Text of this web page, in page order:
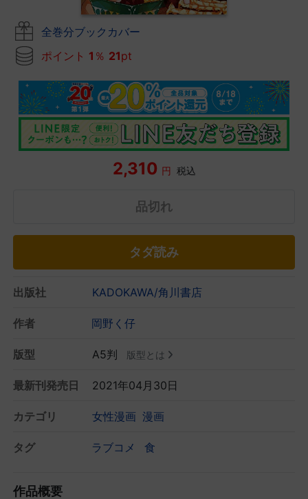
全巻分ブックカバー
ポイント 1 ％ 21pt
2,310 円 税込
品切れ
タダ読み
出版社 KADOKAWA/角川書店
作者 岡野く仔
版型 A5判 版型とは
最新刊発売日 2021年04月30日
カテゴリ 女性漫画 漫画
タグ ラブコメ 食
作品概要